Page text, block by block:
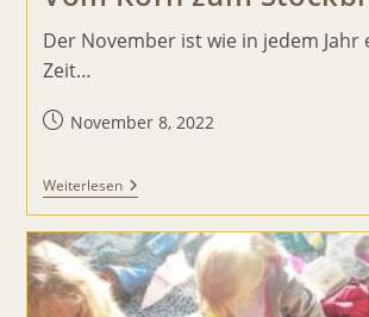
Der November ist wie in jedem Jahr
Zeit…
BeitragNovember 8, 2022
WeiterlesenVom
Korn
Zum
Stockbrot